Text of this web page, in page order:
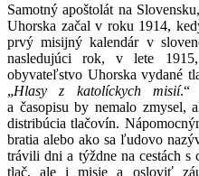
Samotný apoštolát na
Uhorska začal v roku 1914,
prvý misijný kalendár v
nasledujúci rok, v lete
obyvateľstvo Uhorska vydané
„Hlasy z katolíckych misií.“
a časopisu by nemalo zmysel,
distribúcia tlačovín.
bratia alebo ako sa ľudovo
trávili dni a týždne na cestách
tlač, ale i misie a osloviť